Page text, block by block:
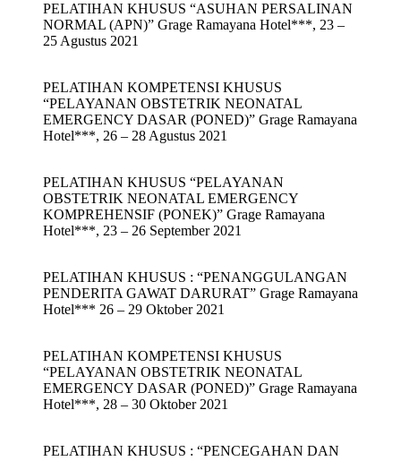
PELATIHAN KHUSUS “ASUHAN PERSALINAN
NORMAL (APN)” Grage Ramayana Hotel***, 23 –
25 Agustus 2021
PELATIHAN KOMPETENSI KHUSUS
“PELAYANAN OBSTETRIK NEONATAL
EMERGENCY DASAR (PONED)” Grage Ramayana
Hotel***, 26 – 28 Agustus 2021
PELATIHAN KHUSUS “PELAYANAN
OBSTETRIK NEONATAL EMERGENCY
KOMPREHENSIF (PONEK)” Grage Ramayana
Hotel***, 23 – 26 September 2021
PELATIHAN KHUSUS : “PENANGGULANGAN
PENDERITA GAWAT DARURAT” Grage Ramayana
Hotel*** 26 – 29 Oktober 2021
PELATIHAN KOMPETENSI KHUSUS
“PELAYANAN OBSTETRIK NEONATAL
EMERGENCY DASAR (PONED)” Grage Ramayana
Hotel***, 28 – 30 Oktober 2021
PELATIHAN KHUSUS : “PENCEGAHAN DAN